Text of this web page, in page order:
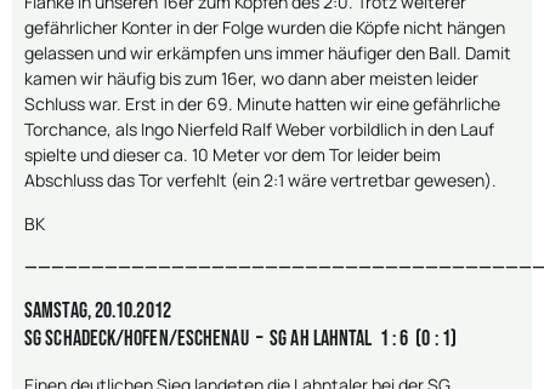
gefährlicher Konter in der Folge wurden die Köpfe nicht hängen
gelassen und wir erkämpfen uns immer häufiger den Ball. Damit
kamen wir häufig bis zum 16er, wo dann aber meisten leider
Schluss war. Erst in der 69. Minute hatten wir eine gefährliche
Torchance, als Ingo Nierfeld Ralf Weber vorbildlich in den Lauf
spielte und dieser ca. 10 Meter vor dem Tor leider beim
Abschluss das Tor verfehlt (ein 2:1 wäre vertretbar gewesen).
BK
Samstag, 20.10.2012
SG Schadeck/Hofen/Eschenau – SG AH Lahntal 1 : 6 (0 : 1)
Einen deutlichen Sieg landeten die Lahntaler bei der SG